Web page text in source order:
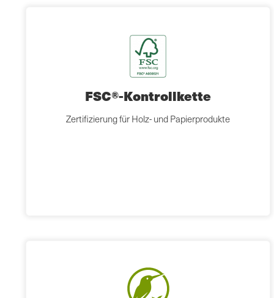
FSC®-Kontrollkette
Zertifizierung für Holz- und Papierprodukte